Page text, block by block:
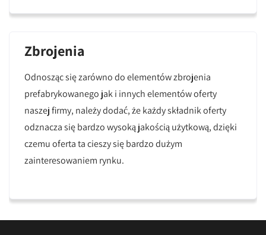
Zbrojenia
Odnosząc się zarówno do elementów zbrojenia
prefabrykowanego jak i innych elementów oferty
naszej firmy, należy dodać, że każdy składnik oferty
odznacza się bardzo wysoką jakością użytkową, dzięki
czemu oferta ta cieszy się bardzo dużym
zainteresowaniem rynku.